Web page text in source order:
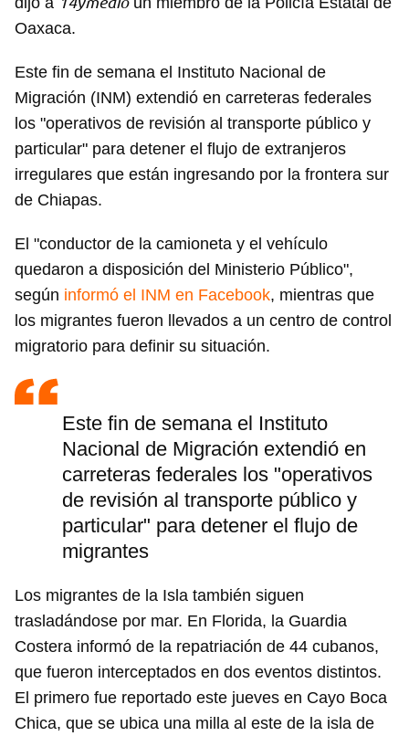
Oaxaca.
Este fin de semana el Instituto Nacional de
Migración (INM) extendió en carreteras federales
los "operativos de revisión al transporte público y
particular" para detener el flujo de extranjeros
irregulares que están ingresando por la frontera sur
de Chiapas.
El "conductor de la camioneta y el vehículo
quedaron a disposición del Ministerio Público",
según informó el INM en Facebook, mientras que
los migrantes fueron llevados a un centro de control
migratorio para definir su situación.
Este fin de semana el Instituto
Nacional de Migración extendió en
carreteras federales los "operativos
de revisión al transporte público y
particular" para detener el flujo de
migrantes
Los migrantes de la Isla también siguen
trasladándose por mar. En Florida, la Guardia
Costera informó de la repatriación de 44 cubanos,
que fueron interceptados en dos eventos distintos.
El primero fue reportado este jueves en Cayo Boca
Chica, que se ubica una milla al este de la isla de